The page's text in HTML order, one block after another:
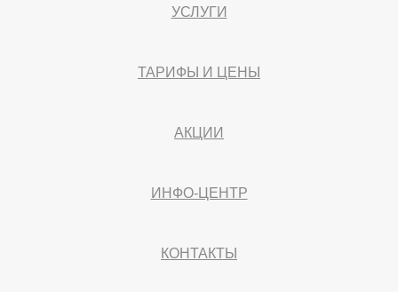
УСЛУГИ
ТАРИФЫ И ЦЕНЫ
АКЦИИ
ИНФО-ЦЕНТР
КОНТАКТЫ